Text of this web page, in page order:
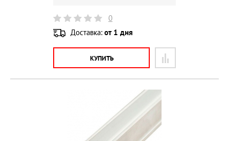
0
Доставка: от 1 дня
КУПИТЬ